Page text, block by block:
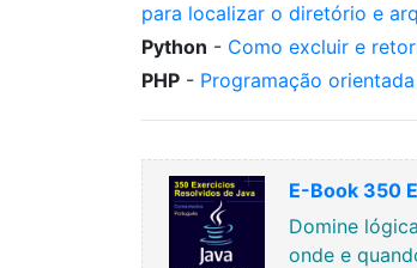
para localizar o diretório e
Python - Como excluir e
PHP - Programação
E-Book 350
Domine
onde e